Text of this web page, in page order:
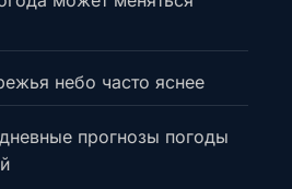
небо часто яснее
прогнозы погоды